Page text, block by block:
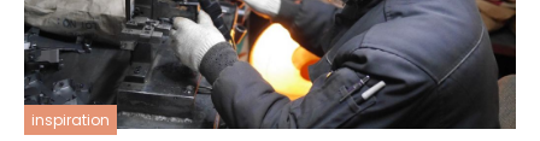
inspiration